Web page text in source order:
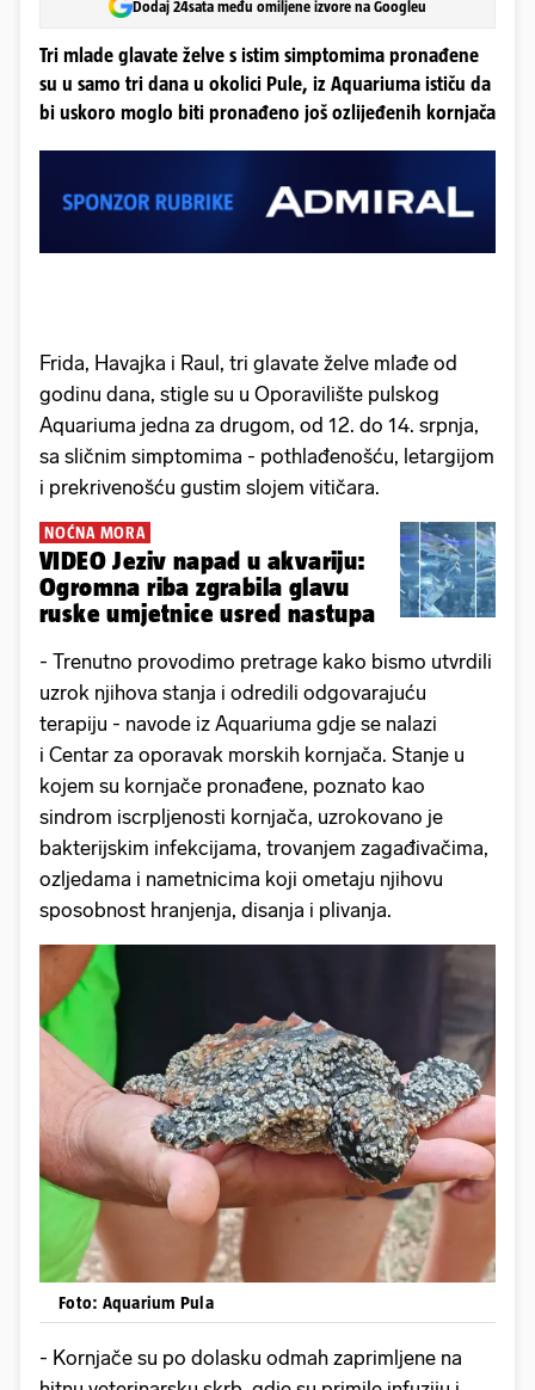
Dodaj 24sata među omiljene izvore na Googleu
Tri mlade glavate želve s istim simptomima pronađene
su u samo tri dana u okolici Pule, iz Aquariuma ističu da
bi uskoro moglo biti pronađeno još ozlijeđenih kornjača
Frida, Havajka i Raul, tri glavate želve mlađe od
godinu dana, stigle su u Oporavilište pulskog
Aquariuma jedna za drugom, od 12. do 14. srpnja,
sa sličnim simptomima - pothlađenošću, letargijom
i prekrivenošću gustim slojem vitičara.
NOĆNA MORA
VIDEO Jeziv napad u akvariju:
Ogromna riba zgrabila glavu
ruske umjetnice usred nastupa
- Trenutno provodimo pretrage kako bismo utvrdili
uzrok njihova stanja i odredili odgovarajuću
terapiju - navode iz Aquariuma gdje se nalazi
i Centar za oporavak morskih kornjača. Stanje u
kojem su kornjače pronađene, poznato kao
sindrom iscrpljenosti kornjača, uzrokovano je
bakterijskim infekcijama, trovanjem zagađivačima,
ozljedama i nametnicima koji ometaju njihovu
sposobnost hranjenja, disanja i plivanja.
Foto: Aquarium Pula
- Kornjače su po dolasku odmah zaprimljene na